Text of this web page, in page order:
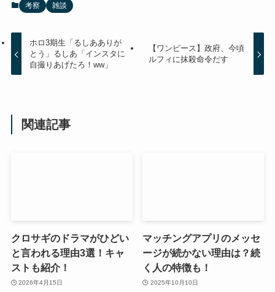
考察 雑談
ホロ3期生「るしあありが
とう」るしあ「インスタに
自撮りあげたろ！ww」
【ワンピース】政府、今頃
ルフィに抹殺命令だす
関連記事
クロサギのドラマがひどい
と言われる理由3選！キャ
ストも紹介！
2026年4月15日
マッチングアプリのメッセ
ージが続かない理由は？続
く人の特徴も！
2025年10月10日